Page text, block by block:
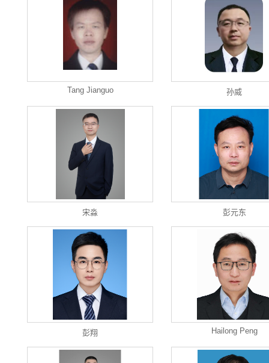
Tang Jianguo 孙威
宋淼 彭元东
彭翔 Hailong Peng